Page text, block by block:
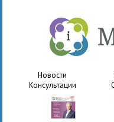
Новости
Консультации